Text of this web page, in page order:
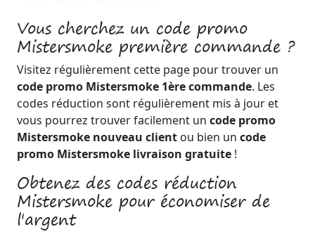
Vous cherchez un code promo
Mistersmoke première commande ?
Visitez régulièrement cette page pour trouver un
code promo Mistersmoke 1ère commande. Les
codes réduction sont régulièrement mis à jour et
vous pourrez trouver facilement un code promo
Mistersmoke nouveau client ou bien un code
promo Mistersmoke livraison gratuite !
Obtenez des codes réduction
Mistersmoke pour économiser de
l'argent